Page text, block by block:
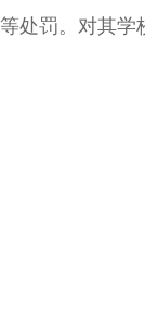
处罚。对其